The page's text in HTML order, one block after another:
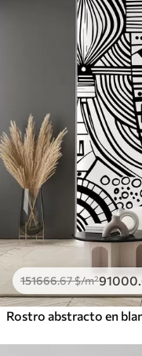
151666.67$/m²91000
Rostro abstracto en